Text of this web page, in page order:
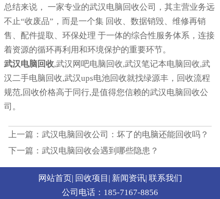
总结来说， 一家专业的武汉电脑回收公司，其主营业务远
不止“收废品”，而是一个集 回收、数据销毁、维修再销
售、配件提取、环保处理 于一体的综合性服务体系，连接
着资源的循环再利用和环境保护的重要环节。
武汉电脑回收,武汉网吧电脑回收,武汉笔记本电脑回收,武
汉二手电脑回收,武汉ups电池回收就找绿源丰，回收流程
规范,回收价格高于同行,是值得您信赖的武汉电脑回收公
司。
上一篇：武汉电脑回收公司：坏了的电脑还能回收吗？
下一篇：武汉电脑回收会遇到哪些隐患？
网站首页| 回收项目 | 新闻资讯| 联系我们
公司电话：185-7167-8856